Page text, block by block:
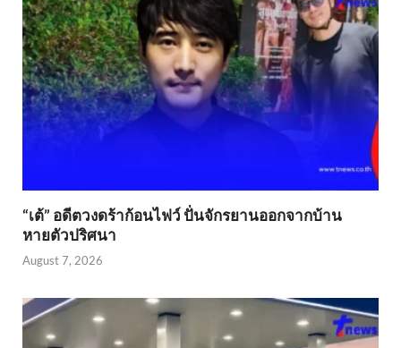
“เต้” อดีตวงดร้าก้อนไฟว์ ปั่นจักรยานออกจากบ้าน
หายตัวปริศนา
August 7, 2026